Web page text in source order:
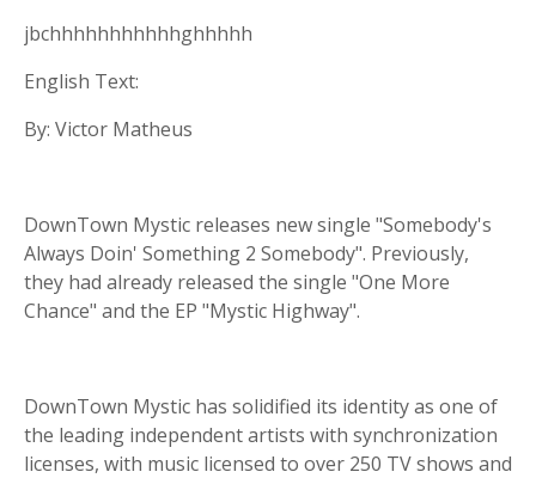
jbchhhhhhhhhhhghhhhh
English Text:
By: Victor Matheus
DownTown Mystic releases new single "Somebody's
Always Doin' Something 2 Somebody". Previously,
they had already released the single "One More
Chance" and the EP "Mystic Highway".
DownTown Mystic has solidified its identity as one of
the leading independent artists with synchronization
licenses, with music licensed to over 250 TV shows and